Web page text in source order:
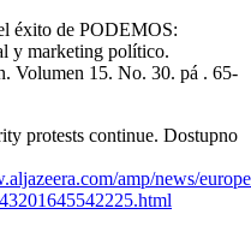
éxito de PODEMOS:
y marketing político.
Volumen 15. No. 30. pá . 65-
protests continue. Dostupno
amp/news/